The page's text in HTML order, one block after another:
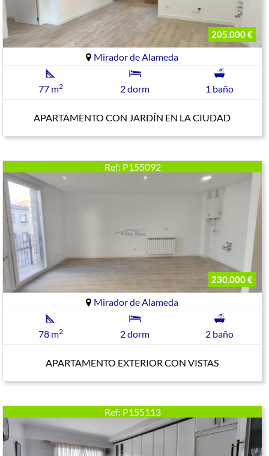
205.000 €
Mirador de Alameda
77 m2 2 dorm 1 baño
APARTAMENTO CON JARDÍN EN LA CIUDAD
Ref: P155092
230.000 €
Mirador de Alameda
78 m2 2 dorm 2 baño
APARTAMENTO EXTERIOR CON VISTAS
Ref: P155113